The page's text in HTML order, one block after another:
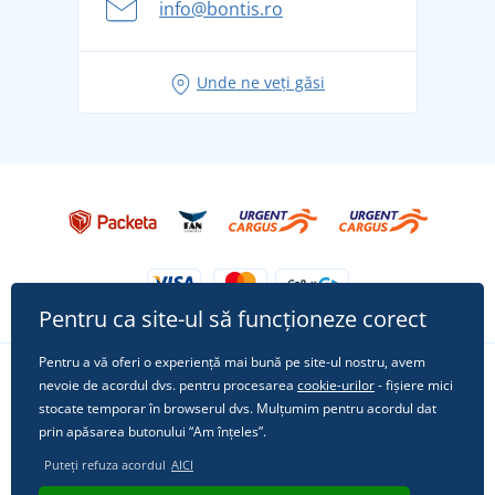
pentru vacanță fără griji
Tricoul preferat City în rol principal: ținute pentru
info@bontis.ro
Unde ne veți găsi
Urmărește-ne pe rețelele sociale
Pentru ca site-ul să funcționeze corect
Pentru a vă oferi o experiență mai bună pe site-ul nostru, avem
nevoie de acordul dvs. pentru procesarea cookie-urilor- fișiere mici
stocate temporar în browserul dvs. Mulțumim pentru acordul dat
prin apăsarea butonului “Am înțeles”.
Puteți refuza acordul AICI